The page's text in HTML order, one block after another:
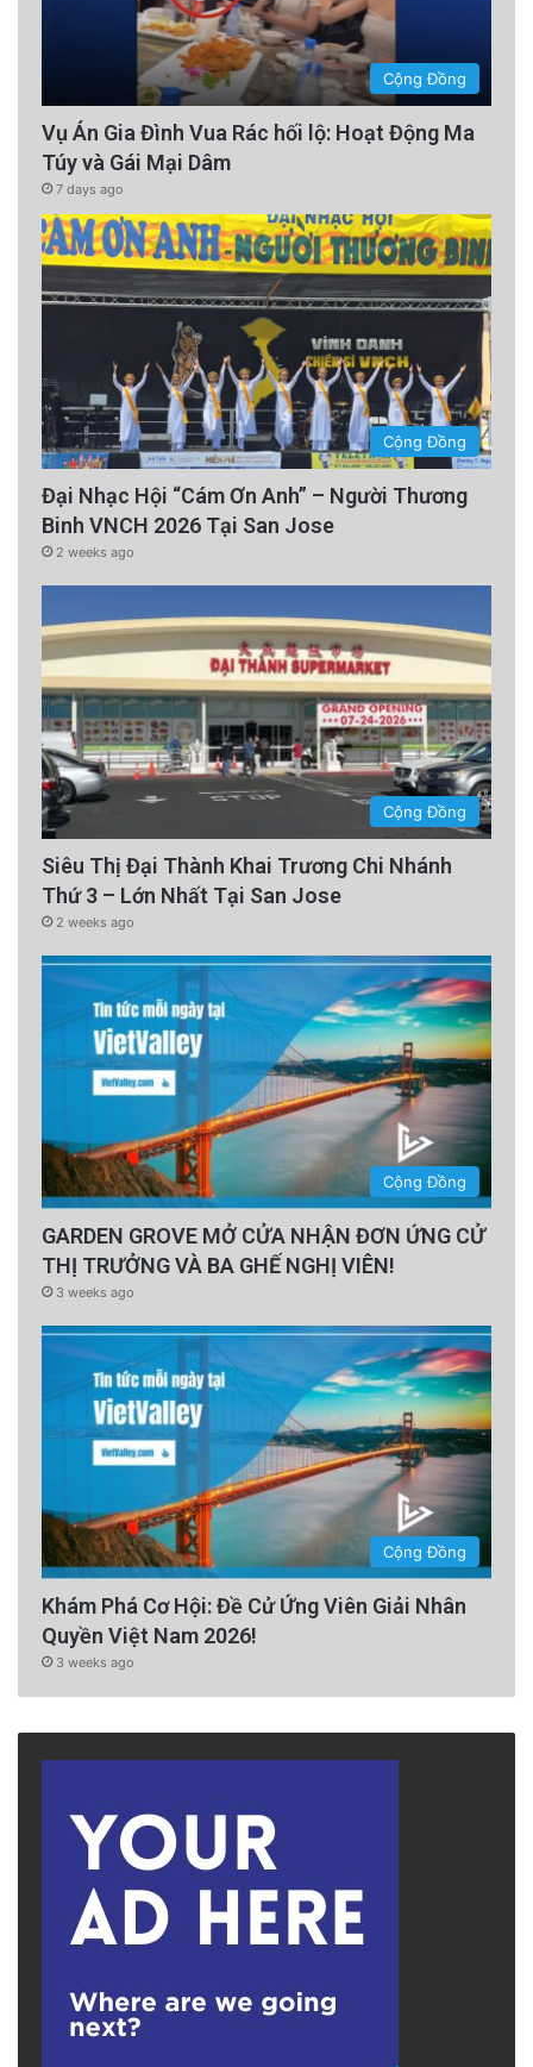
Cộng Đồng
Vụ Án Gia Đình Vua Rác hối lộ: Hoạt Động Ma
Túy và Gái Mại Dâm
7 days ago
Cộng Đồng
Đại Nhạc Hội “Cám Ơn Anh” – Người Thương
Binh VNCH 2026 Tại San Jose
2 weeks ago
Cộng Đồng
Siêu Thị Đại Thành Khai Trương Chi Nhánh
Thứ 3 – Lớn Nhất Tại San Jose
2 weeks ago
Cộng Đồng
GARDEN GROVE MỞ CỬA NHẬN ĐƠN ỨNG CỬ
THỊ TRƯỞNG VÀ BA GHẾ NGHỊ VIÊN!
3 weeks ago
Cộng Đồng
Khám Phá Cơ Hội: Đề Cử Ứng Viên Giải Nhân
Quyền Việt Nam 2026!
3 weeks ago